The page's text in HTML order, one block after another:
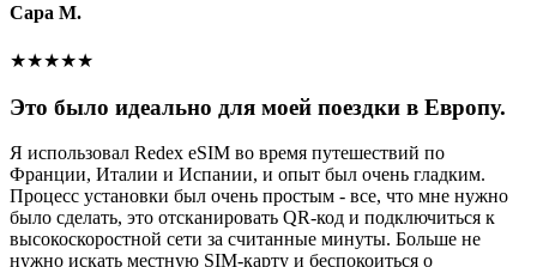
Сара М.
★★★★★
Это было идеально для моей поездки в Европу.
Я использовал Redex eSIM во время путешествий по
Франции, Италии и Испании, и опыт был очень гладким.
Процесс установки был очень простым - все, что мне нужно
было сделать, это отсканировать QR-код и подключиться к
высокоскоростной сети за считанные минуты. Больше не
нужно искать местную SIM-карту и беспокоиться о